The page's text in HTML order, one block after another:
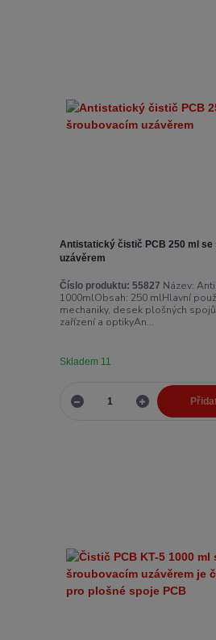
Antistatický čistič PCB 250 ml se
uzávěrem
Číslo produktu: 55827 Název:
1000mlObsah: 250 mlHlavní
mechaniky, desek plošných
zařízení a optikyAn...
Skladem 11